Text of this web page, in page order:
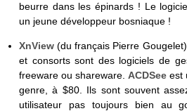
beurre dans les épinards ! Le
un jeune développeur bosniaque !
XnView (du français Pierre Gougelet)
et consorts sont des logiciels de
freeware ou shareware. ACDSee est
genre, à $80. Ils sont souvent
utilisateur pas toujours bien au